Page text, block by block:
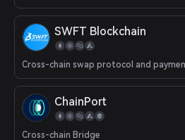
SWFT Blockchain
Cross-chain swap protocol and
ChainPort
Cross-chain Bridge